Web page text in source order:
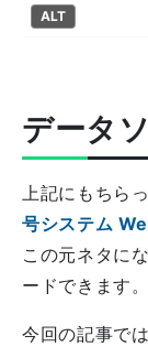
ALT
データ
上記にもちら
号システム
この元ネタに
ードできます
今回の記事で